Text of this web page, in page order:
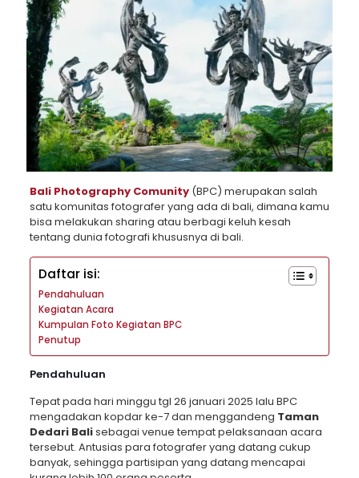
Bali Photography Comunity(BPC) merupakan salah
satu komunitas fotografer yang ada di bali, dimana kamu
bisa melakukan sharing atau berbagi keluh kesah
tentang dunia fotografi khususnya di bali.
Daftar isi:
Pendahuluan
Kegiatan Acara
Kumpulan Foto Kegiatan BPC
Penutup
Pendahuluan
Tepat pada hari minggu tgl 26 januari 2025 lalu BPC
mengadakan kopdar ke-7 dan menggandeng Taman
Dedari Balisebagai venue tempat pelaksanaan acara
tersebut. Antusias para fotografer yang datang cukup
banyak, sehingga partisipan yang datang mencapai